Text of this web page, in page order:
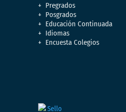
Pregrados
Posgrados
Educación Continuada
Idiomas
Encuesta Colegios